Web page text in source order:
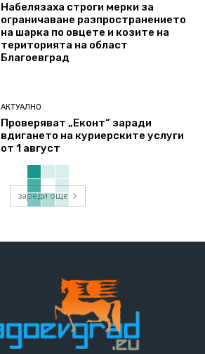
Набелязаха строги мерки за
ограничаване разпространението
на шарка по овцете и козите на
територията на област
Благоевград
АКТУАЛНО
Проверяват „Еконт“ заради
вдигането на куриерските услуги
от 1 август
зареди още